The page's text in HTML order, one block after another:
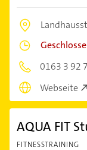
0163 3 92
Webseite
AQUA FIT
FITNESSTRAINING